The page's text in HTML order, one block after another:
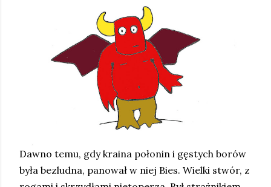
Dawno temu, gdy kraina połonin i gęstych borów
była bezludna, panował w niej Bies. Wielki stwór, z